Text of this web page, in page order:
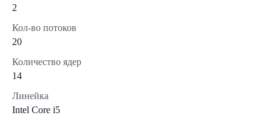
2
Кол-во потоков
20
Количество ядер
14
Линейка
Intel Core i5